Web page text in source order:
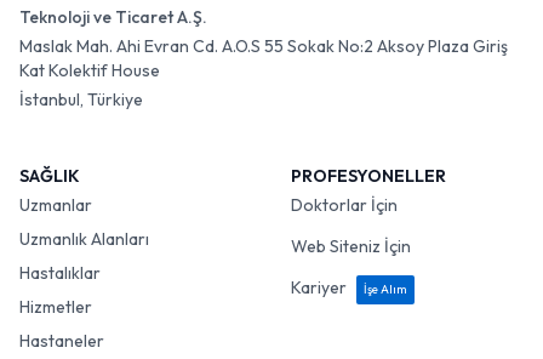
Teknoloji ve Ticaret A.Ş.
Maslak Mah. Ahi Evran Cd. A.O.S 55 Sokak No:2 Aksoy Plaza Giriş
Kat Kolektif House
İstanbul, Türkiye
SAĞLIK
Uzmanlar
Uzmanlık Alanları
Hastalıklar
Hizmetler
Hastaneler
PROFESYONELLER
Doktorlar İçin
Web Siteniz İçin
Kariyer
İşe Alım